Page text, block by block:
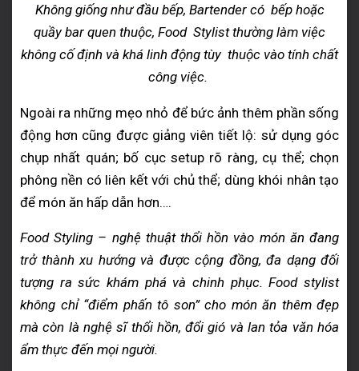
Không giống như đầu bếp, Bartender có bếp hoặc
quầy bar quen thuộc, Food Stylist thường làm việc
không cố định và khá linh động tùy thuộc vào tính chất
công việc.
Ngoài ra những mẹo nhỏ để bức ảnh thêm phần sống
động hơn cũng được giảng viên tiết lộ: sử dụng góc
chụp nhất quán; bố cục setup rõ ràng, cụ thể; chọn
phông nền có liên kết với chủ thể; dùng khói nhân tạo
để món ăn hấp dẫn hơn….
Food Styling – nghệ thuật thổi hồn vào món ăn đang
trở thành xu hướng và được cộng đồng, đa dạng đối
tượng ra sức khám phá và chinh phục. Food stylist
không chỉ “điểm phấn tô son” cho món ăn thêm đẹp
mà còn là nghệ sĩ thổi hồn, đổi gió và lan tỏa văn hóa
ẩm thực đến mọi người.